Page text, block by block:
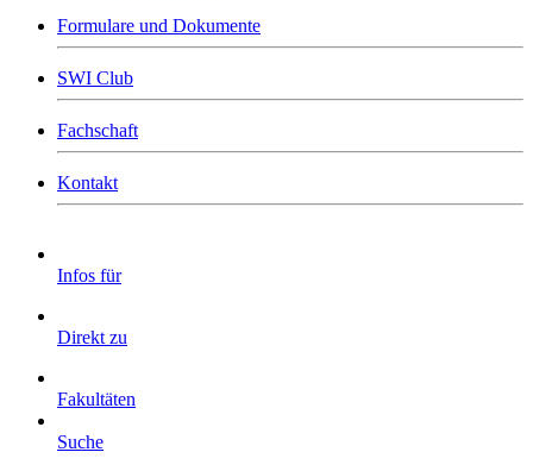
Formulare und Dokumente
SWI Club
Fachschaft
Kontakt
Infos für
Direkt zu
Fakultäten
Suche